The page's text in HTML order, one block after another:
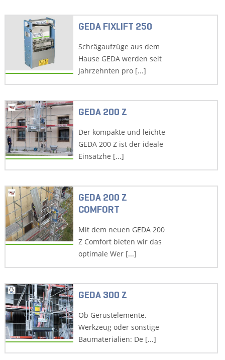
GEDA FIXLIFT 250
Schrägaufzüge aus dem
Hause GEDA werden seit
Jahrzehnten pro [...]
GEDA 200 Z
Der kompakte und leichte
GEDA 200 Z ist der ideale
Einsatzhe [...]
GEDA 200 Z
COMFORT
Mit dem neuen GEDA 200
Z Comfort bieten wir das
optimale Wer [...]
GEDA 300 Z
Ob Gerüstelemente,
Werkzeug oder sonstige
Baumaterialien: De [...]